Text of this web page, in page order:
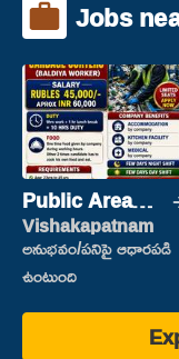
Jobs
Public Area
Cleaner
Vishakapatnam
అనుభవం/పనిపై ఆధారపడి
ఉంటుంది